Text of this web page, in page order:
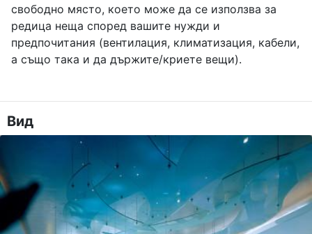
свободно място, което може да се използва за
редица неща според вашите нужди и
предпочитания (вентилация, климатизация, кабели,
а също така и да държите/криете вещи).
Вид